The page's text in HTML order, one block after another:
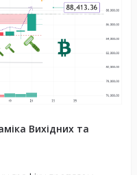
Вихідних та